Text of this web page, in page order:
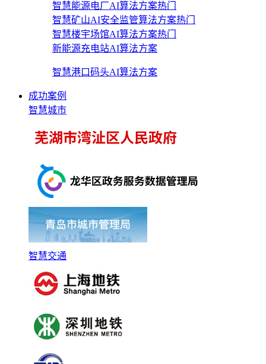
智慧能源电厂AI算法方案热门
智慧矿山AI安全监管算法方案热门
智慧楼宇场馆AI算法方案热门
新能源充电站AI算法方案
智慧港口码头AI算法方案
成功案例
智慧城市
智慧交通